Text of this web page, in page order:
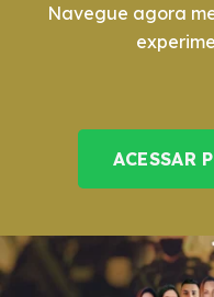
Navegue agora
ACESSAR